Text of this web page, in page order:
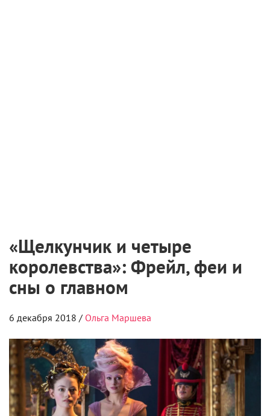
«Щелкунчик и четыре
королевства»: Фрейл, феи и
сны о главном
6 декабря 2018 / Ольга Маршева